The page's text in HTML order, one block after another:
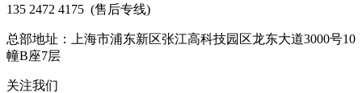
135 2472 4175 (售后专线)
总部地址：上海市浦东新区张江高科技园区龙东大道3000号10
幢B座7层
关注我们